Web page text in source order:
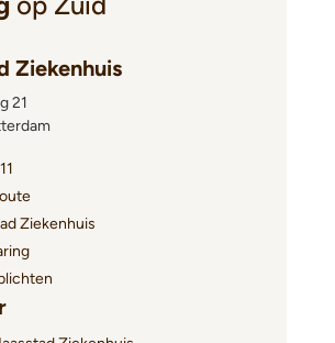
Ziekenhuis
21
Ziekenhuis